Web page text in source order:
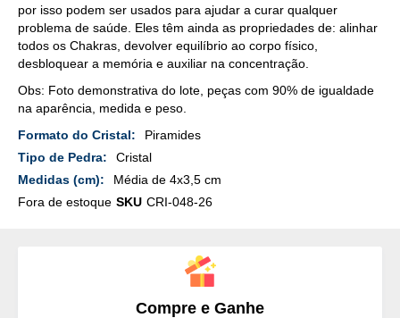
por isso podem ser usados para ajudar a curar qualquer
problema de saúde. Eles têm ainda as propriedades de: alinhar
todos os Chakras, devolver equilíbrio ao corpo físico,
desbloquear a memória e auxiliar na concentração.
Obs: Foto demonstrativa do lote, peças com 90% de igualdade
na aparência, medida e peso.
Mais
Detalhes
Piramides
Cristal
Média de 4x3,5 cm
Fora de estoque SKU CRI-048-26
Compre e Ganhe